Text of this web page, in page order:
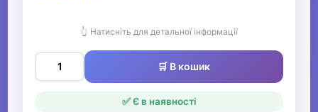
👆 Натисніть для детальної інформації
🛒 В кошик
✅ Є в наявності